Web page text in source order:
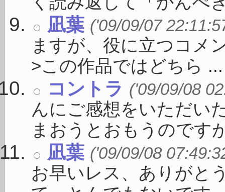
凪葉 ('09/09/07
ますが、役に立つコメ
>この作品ではどちら ...
コントラ ('09/09/08
んにご感想をいただい
まおうとおもうのです
凪葉 ('09/09/08
お早いレス、ありがと